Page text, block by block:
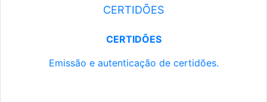
CERTIDÕES
CERTIDÕES
Emissão e autenticação de certidões.